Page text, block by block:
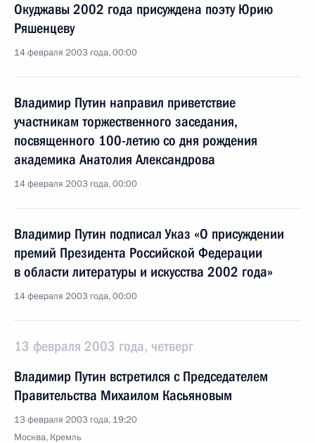
Окуджавы 2002 года присуждена поэту Юрию
Ряшенцеву
14 февраля 2003 года, 00:00
Владимир Путин направил приветствие
участникам торжественного заседания,
посвященного 100-летию со дня рождения
академика Анатолия Александрова
14 февраля 2003 года, 00:00
Владимир Путин подписал Указ «О присуждении
премий Президента Российской Федерации
в области литературы и искусства 2002 года»
14 февраля 2003 года, 00:00
13 февраля 2003 года, четверг
Владимир Путин встретился с Председателем
Правительства Михаилом Касьяновым
13 февраля 2003 года, 19:20
Москва, Кремль